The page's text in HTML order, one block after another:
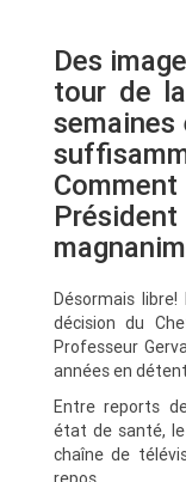
Des
tour de
Désormais
décision du
Professeur
années en
Entre reports
état de santé,
chaîne de